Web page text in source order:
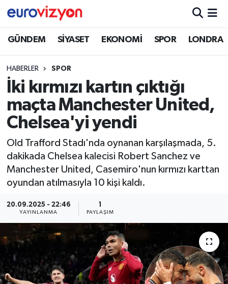
GÜNDEM SİYASET EKONOMİ SPOR LONDRA
HABERLER SPOR
İki kırmızı kartın çıktığı
maçta Manchester United,
Chelsea'yi yendi
Old Trafford Stadı'nda oynanan karşılaşmada, 5.
dakikada Chelsea kalecisi Robert Sanchez ve
Manchester United, Casemiro'nun kırmızı karttan
oyundan atılmasıyla 10 kişi kaldı.
20.09.2025 - 22:46
YAYINLANMA
1
PAYLAŞIM